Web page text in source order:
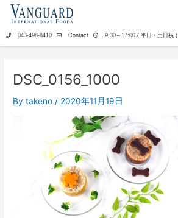
ス
043-498-8410 Contact 9:30～17:00 ( 平日・土日祝 )
DSC_0156_1000
Bytakeno / 2020年11月19日